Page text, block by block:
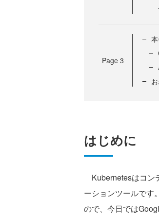
Page 3
はじめに
Kubernetesはコン
ーションツールです
ので、今日では